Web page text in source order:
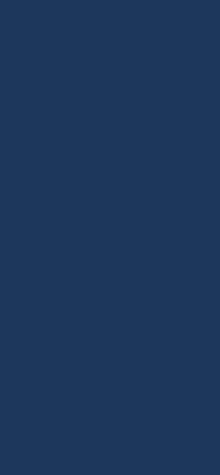
Materiały pokonferencyjne powinny być przesyłane
Szczegółowy projekt tomu konferencyjnego
stron, krótką charakterystykę tematyki oraz celów
Redaktorzy tomu są odpowiedzialni za
Aby zapewnić wysoki poziom recenzji,
Kompletne materiały do tomu powinny być
zawierających: pełny tytuł i listę redaktorów
poszczególnych artykułów i listą autorów
ostatecznej. Ze względu na harmonogram
Artykuły nie będą edytowane przez Dział
oczywiste błędy językowe lub edytorskie będą
Redaktorzy powinni dostarczyć krótki tekst
Po zaakceptowaniu tomu przez Komitet
. Dział ten prześle autorom wersje
Na życzenie autorowi korespondencyjnemu
przesyłaniu korekt. Każdy autor otrzyma
Instytut zapewni również 20 darmowych